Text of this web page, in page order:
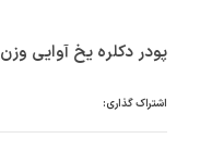
پودر دکلره یخ آوایی وزن 500 گرم
اشتراک گذاری: